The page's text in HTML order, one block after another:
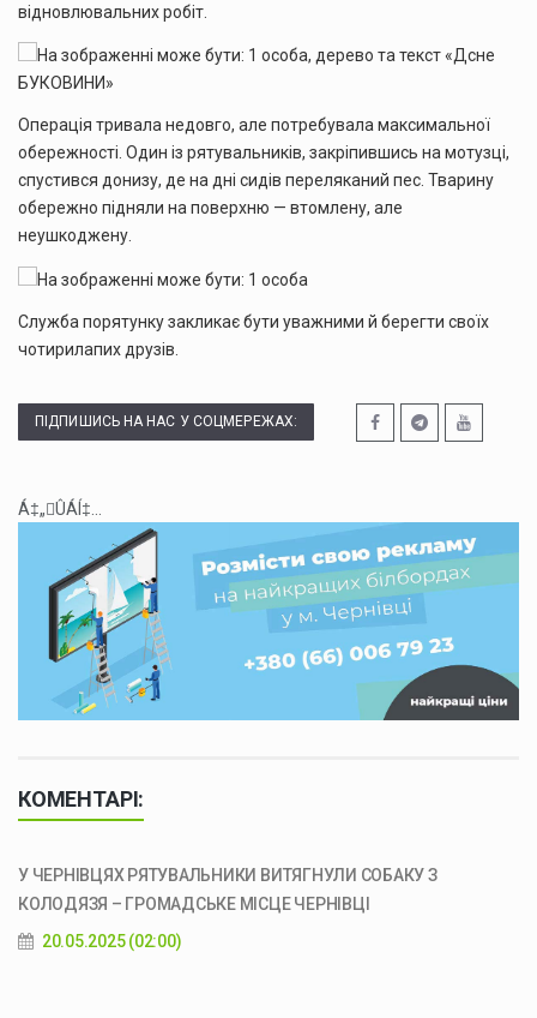
відновлювальних робіт.
Операція тривала недовго, але потребувала максимальної
обережності. Один із рятувальників, закріпившись на мотузці,
спустився донизу, де на дні сидів переляканий пес. Тварину
обережно підняли на поверхню — втомлену, але
неушкоджену.
Служба порятунку закликає бути уважними й берегти своїх
чотирилапих друзів.
ПІДПИШИСЬ НА НАС У СОЦМЕРЕЖАХ:
Á‡„ÛÁÍ‡...
КОМЕНТАРІ:
У ЧЕРНІВЦЯХ РЯТУВАЛЬНИКИ ВИТЯГНУЛИ СОБАКУ З
КОЛОДЯЗЯ – ГРОМАДСЬКЕ МІСЦЕ ЧЕРНІВЦІ
20.05.2025 (02:00)